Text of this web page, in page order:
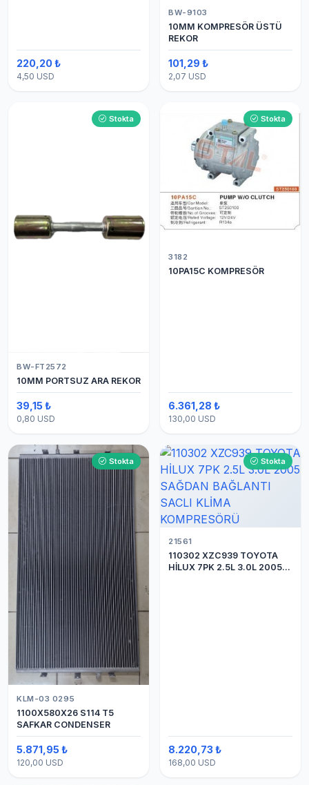
220,20 ₺
4,50 USD
BW-9103
10MM KOMPRESÖR ÜSTÜ
REKOR
101,29 ₺
2,07 USD
Stokta
BW-FT2572
10MM PORTSUZ ARA REKOR
39,15 ₺
0,80 USD
Stokta
3182
10PA15C KOMPRESÖR
6.361,28 ₺
130,00 USD
Stokta
KLM-03 0295
1100X580X26 S114 T5
SAFKAR CONDENSER
5.871,95 ₺
120,00 USD
Stokta
21561
110302 XZC939 TOYOTA
HİLUX 7PK 2.5L 3.0L 2005
8.220,73 ₺
168,00 USD